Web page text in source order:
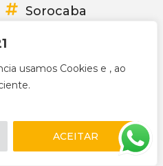
usamos Cookies e , ao
ACEITAR
Sorocaba
Carapicuíba
Grande
Taboão da Serra
Cotia